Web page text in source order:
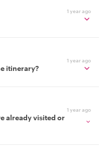
1 year ago
1 year ago
itinerary?
1 year ago
already visited or